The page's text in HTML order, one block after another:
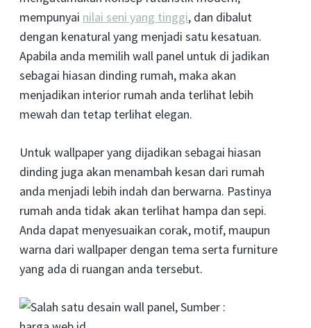
mempunyai nilai seni yang tinggi, dan dibalut
dengan kenatural yang menjadi satu kesatuan.
Apabila anda memilih wall panel untuk di jadikan
sebagai hiasan dinding rumah, maka akan
menjadikan interior rumah anda terlihat lebih
mewah dan tetap terlihat elegan.
Untuk wallpaper yang dijadikan sebagai hiasan
dinding juga akan menambah kesan dari rumah
anda menjadi lebih indah dan berwarna. Pastinya
rumah anda tidak akan terlihat hampa dan sepi.
Anda dapat menyesuaikan corak, motif, maupun
warna dari wallpaper dengan tema serta furniture
yang ada di ruangan anda tersebut.